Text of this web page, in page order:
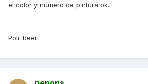
el color y número de pintura ok..
Poli :beer